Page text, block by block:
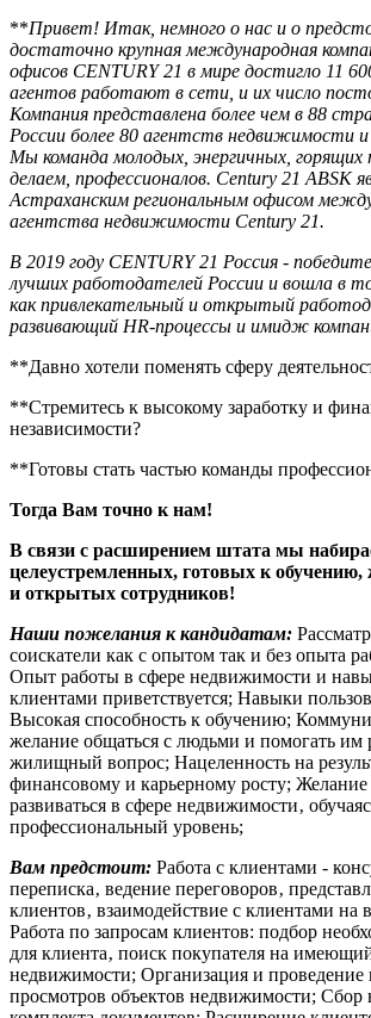
**Привет! Итак, немного о нас и о
достаточно крупная международная
офисов CENTURY 21 в мире достигло 11
агентов работают в сети, и их число
Компания представлена более чем в 88
России более 80 агентств недвижимости и
Мы команда молодых, энергичных,
делаем, профессионалов. Century 21 ABSK
Астраханским региональным офисом
агентства недвижимости Century 21.
В 2019 году CENTURY 21 Россия -
лучших работодателей России и вошла в
как привлекательный и открытый
развивающий HR-процессы и имидж
**Давно хотели поменять сферу
**Стремитесь к высокому заработку и
независимости?
**Готовы стать частью команды
Тогда Вам точно к нам!
В связи с расширением штата мы
целеустремленных, готовых к обучению,
и открытых сотрудников!
Наши пожелания к кандидатам:
соискатели как с опытом так и без опыта
Опыт работы в сфере недвижимости и
клиентами приветствуется; Навыки
Высокая способность к обучению;
желание общаться с людьми и помогать им
жилищный вопрос; Нацеленность на
финансовому и карьерному росту; Желание
развиваться в сфере недвижимости‚
профессиональный уровень;
Вам предстоит: Работа с клиентами -
переписка‚ ведение переговоров‚
клиентов‚ взаимодействие с клиентами на
Работа по запросам клиентов: подбор
для клиента‚ поиск покупателя на
недвижимости; Организация и проведение
просмотров объектов недвижимости; Сбор